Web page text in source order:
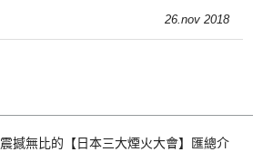
26.nov 2018
震撼無比的【日本三大煙火大會】匯總介